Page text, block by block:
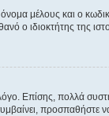
μέλους και ο
ο ιδιοκτήτης της
Επίσης, πολλά
προσπαθήστε να